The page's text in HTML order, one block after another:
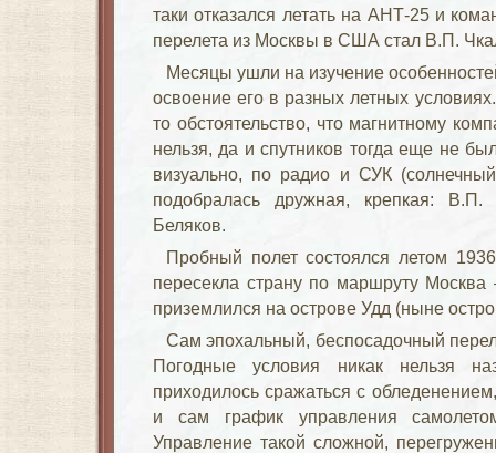
таки отказался летать на АНТ-25 и
перелета из Москвы в США стал В.П.
Месяцы ушли на изучение
освоение его в разных летных
то обстоятельство, что магнитному
нельзя, да и спутников тогда еще не
визуально, по радио и СУК
подобралась дружная, крепкая:
Беляков.
Пробный полет состоялся летом
пересекла страну по маршруту
приземлился на острове Удд (ныне
Сам эпохальный, беспосадочный
Погодные условия никак нельзя
приходилось сражаться с
и сам график управления
Управление такой сложной,